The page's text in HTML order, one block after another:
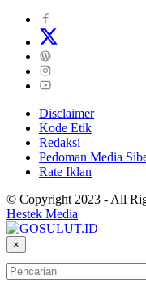
Disclaimer
Kode Etik
Redaksi
Pedoman Media
Rate Iklan
© Copyright 2023 - All
Hestek Media
×